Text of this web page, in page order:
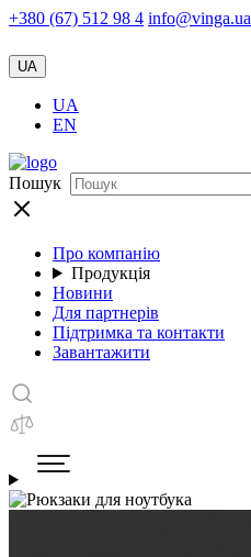
+380 (67) 512 98 4 info@vinga.ua
UA
UA
EN
Пошук
Про компанію
Продукція
Новини
Для партнерів
Підтримка та контакти
Завантажити